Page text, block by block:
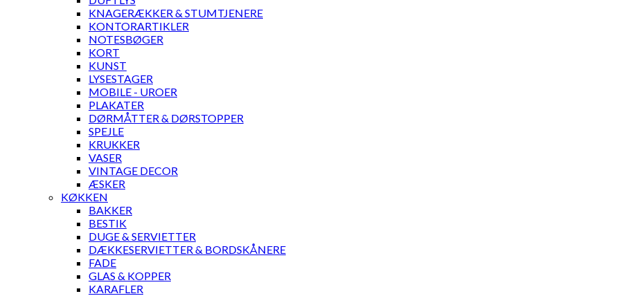
KNAGERÆKKER & STUMTJENERE
KONTORARTIKLER
NOTESBØGER
KORT
KUNST
LYSESTAGER
MOBILE - UROER
PLAKATER
DØRMÅTTER & DØRSTOPPER
SPEJLE
KRUKKER
VASER
VINTAGE DECOR
ÆSKER
KØKKEN
BAKKER
BESTIK
DUGE & SERVIETTER
DÆKKESERVIETTER & BORDSKÅNERE
FADE
GLAS & KOPPER
KARAFLER